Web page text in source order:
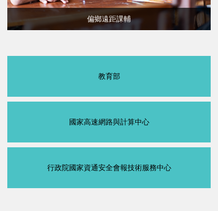
偏鄉遠距課輔
教育部
國家高速網路與計算中心
行政院國家資通安全會報技術服務中心